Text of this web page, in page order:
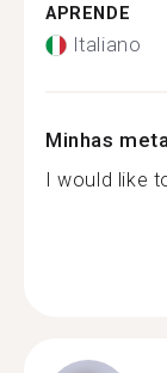
APRENDE
Italiano
Minhas
I would like